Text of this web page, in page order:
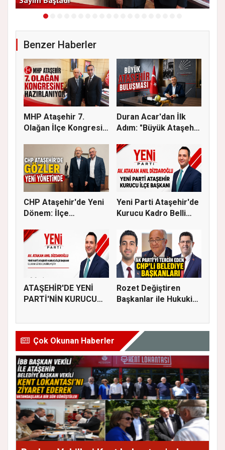
Benzer Haberler
MHP Ataşehir 7.
Olağan İlçe Kongresi
Duran Acar'dan İlk
Adım: "Büyük Ataşehir
CHP Ataşehir'de Yeni
Dönem: İlçe
Yeni Parti Ataşehir'de
Kurucu Kadro Belli
ATAŞEHİR'DE YENİ
PARTİ'NİN KURUCU
Rozet Değiştiren
Başkanlar ile Hukuki
Çok Okunan Haberler